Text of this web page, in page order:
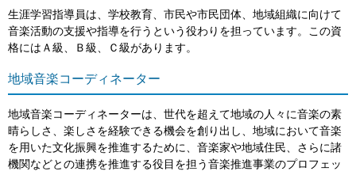
生涯学習指導員は、学校教育、市民や市民団体、地域組織に向けて
音楽活動の支援や指導を行うという役わりを担っています。この資
格にはＡ級、Ｂ級、Ｃ級があります。
地域音楽コーディネーター
地域音楽コーディネーターは、世代を超えて地域の人々に音楽の素
晴らしさ、楽しさを経験できる機会を創り出し、地域において音楽
を用いた文化振興を推進するために、音楽家や地域住民、さらに諸
機関などとの連携を推進する役目を担う音楽推進事業のプロフェッ